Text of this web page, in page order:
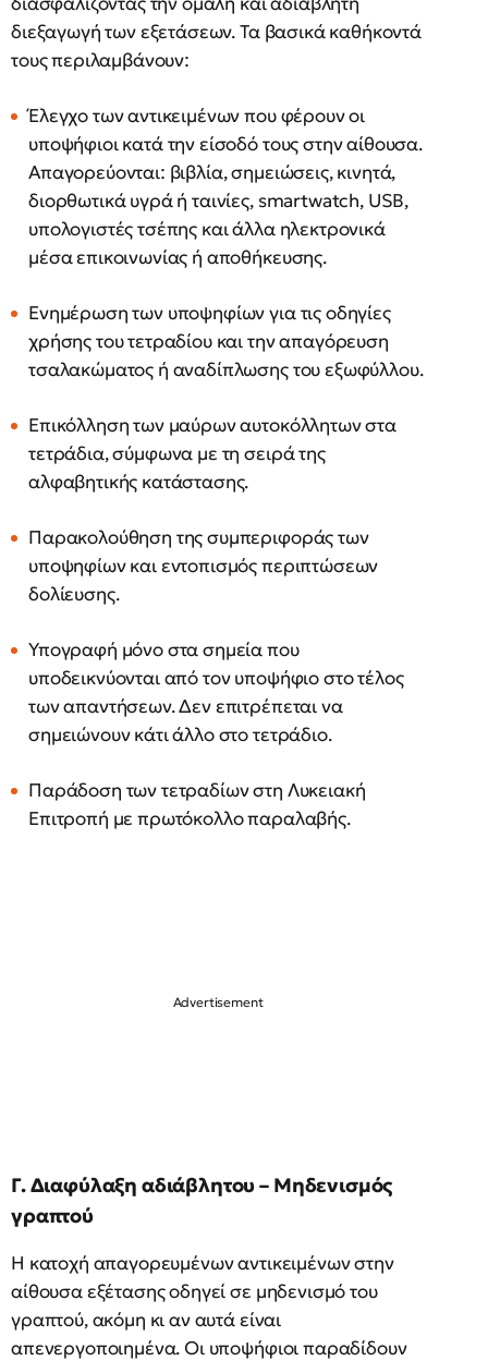
διεξαγωγή των εξετάσεων. Τα βασικά καθήκοντά
τους περιλαμβάνουν:
Έλεγχο των αντικειμένων που φέρουν οι
υποψήφιοι κατά την είσοδό τους στην αίθουσα.
Απαγορεύονται: βιβλία, σημειώσεις, κινητά,
διορθωτικά υγρά ή ταινίες, smartwatch, USB,
υπολογιστές τσέπης και άλλα ηλεκτρονικά
μέσα επικοινωνίας ή αποθήκευσης.
Ενημέρωση των υποψηφίων για τις οδηγίες
χρήσης του τετραδίου και την απαγόρευση
τσαλακώματος ή αναδίπλωσης του εξωφύλλου.
Επικόλληση των μαύρων αυτοκόλλητων στα
τετράδια, σύμφωνα με τη σειρά της
αλφαβητικής κατάστασης.
Παρακολούθηση της συμπεριφοράς των
υποψηφίων και εντοπισμός περιπτώσεων
δολίευσης.
Υπογραφή μόνο στα σημεία που
υποδεικνύονται από τον υποψήφιο στο τέλος
των απαντήσεων. Δεν επιτρέπεται να
σημειώνουν κάτι άλλο στο τετράδιο.
Παράδοση των τετραδίων στη Λυκειακή
Επιτροπή με πρωτόκολλο παραλαβής.
Γ. Διαφύλαξη αδιάβλητου – Μηδενισμός
γραπτού
Η κατοχή απαγορευμένων αντικειμένων στην
αίθουσα εξέτασης οδηγεί σε μηδενισμό του
γραπτού, ακόμη κι αν αυτά είναι
απενεργοποιημένα. Οι υποψήφιοι παραδίδουν